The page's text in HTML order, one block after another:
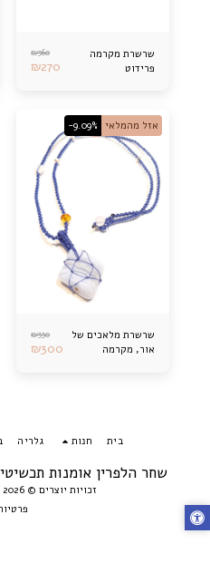
שרשרת מקרמה
פרידוט
₪360
₪270
אזל מהמלאי -9.09%
שרשרת מלאכים של
אור, מקרמה
₪330
₪300
שחר הלפרין אומנות
זכויות יוצרים © 2026 כל הזכויות שמורות
בית חנות גלריה